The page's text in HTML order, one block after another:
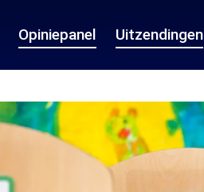
Opiniepanel Uitzendingen